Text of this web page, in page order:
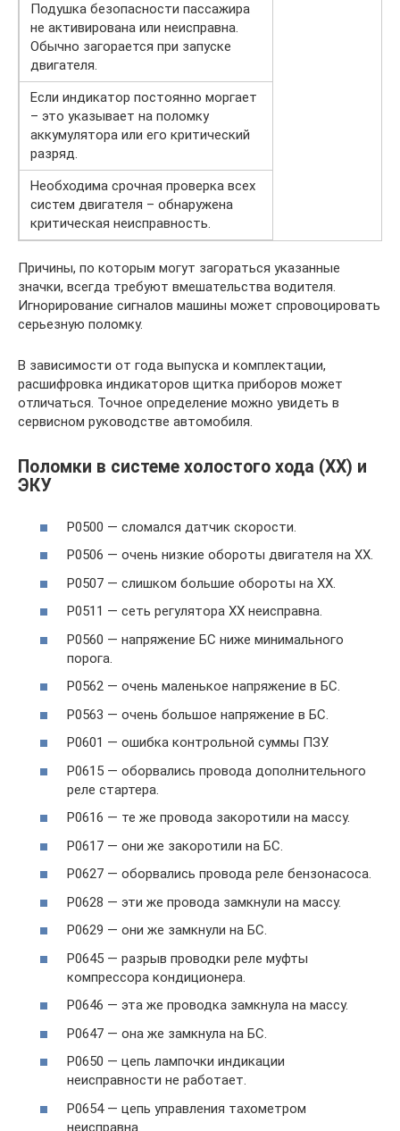
Подушка безопасности пассажира
не активирована или неисправна.
Обычно загорается при запуске
двигателя.
Если индикатор постоянно моргает
– это указывает на поломку
аккумулятора или его критический
разряд.
Необходима срочная проверка всех
систем двигателя – обнаружена
критическая неисправность.
Причины, по которым могут загораться указанные
значки, всегда требуют вмешательства водителя.
Игнорирование сигналов машины может спровоцировать
серьезную поломку.
В зависимости от года выпуска и комплектации,
расшифровка индикаторов щитка приборов может
отличаться. Точное определение можно увидеть в
сервисном руководстве автомобиля.
Поломки в системе холостого хода (ХХ) и
ЭКУ
P0500 — сломался датчик скорости.
P0506 — очень низкие обороты двигателя на ХХ.
P0507 — слишком большие обороты на ХХ.
P0511 — сеть регулятора ХХ неисправна.
P0560 — напряжение БС ниже минимального
порога.
P0562 — очень маленькое напряжение в БС.
P0563 — очень большое напряжение в БС.
P0601 — ошибка контрольной суммы ПЗУ.
P0615 — оборвались провода дополнительного
реле стартера.
P0616 — те же провода закоротили на массу.
P0617 — они же закоротили на БС.
P0627 — оборвались провода реле бензонасоса.
P0628 — эти же провода замкнули на массу.
P0629 — они же замкнули на БС.
P0645 — разрыв проводки реле муфты
компрессора кондиционера.
P0646 — эта же проводка замкнула на массу.
P0647 — она же замкнула на БС.
P0650 — цепь лампочки индикации
неисправности не работает.
P0654 — цепь управления тахометром
неисправна.